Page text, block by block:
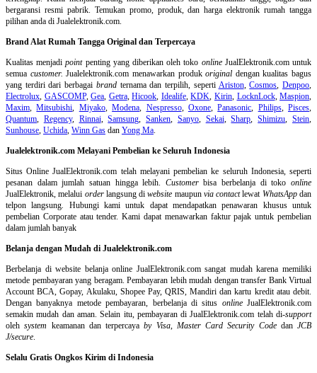
bergaransi resmi pabrik. Temukan promo, produk, dan harga elektronik rumah tangga
pilihan anda di Jualelektronik.com.
Brand Alat Rumah Tangga Original dan Terpercaya
Kualitas menjadipointpenting yang diberikan oleh toko onlineJualElektronik.com untuk
semua customer. Jualelektronik.com menawarkan produkoriginal dengan kualitas bagus
yang terdiri dari berbagai brandternama dan terpilih, seperti Ariston,Cosmos,Denpoo,
Electrolux, GASCOMP,Gea, Getra,Hicook, Idealife,KDK, Kirin, LocknLock,Maspion,
Maxim,Mitsubishi, Miyako,Modena, Nespresso, Oxone,Panasonic, Philips, Pisces,
Quantum, Regency, Rinnai,Samsung,Sanken, Sanyo, Sekai,Sharp,Shimizu,Stein,
Sunhouse, Uchida, Winn Gas dan Yong Ma.
Jualelektronik.com Melayani Pembelian ke Seluruh Indonesia
Situs Online JualElektronik.com telah melayani pembelian ke seluruh Indonesia, seperti
pesanan dalam jumlah satuan hingga lebih. Customerbisa berbelanja di tokoonline
JualElektronik, melalui orderlangsung diwebsite maupun via contactlewat WhatsAppdan
telpon langsung. Hubungi kami untuk dapat mendapatkan penawaran khusus untuk
pembelian Corporate atau tender. Kami dapat menawarkan faktur pajak untuk pembelian
dalam jumlah banyak
Belanja dengan Mudah di Jualelektronik.com
Berbelanja diwebsite belanja online JualElektronik.com sangat mudah karena memiliki
metode pembayaran yang beragam. Pembayaran lebih mudah dengan transfer Bank Virtual
Account BCA, Gopay, Akulaku, Shopee Pay, QRIS, Mandiri dan kartu kredit atau debit.
Dengan banyaknya metode pembayaran, berbelanja di situs onlineJualElektronik.com
semakin mudah dan aman. Selain itu, pembayaran di JualElektronik.com telah di-support
olehsystem keamanan dan terpercayaby Visa, Master Card Security Codedan JCB
J/secure.
Selalu Gratis Ongkos Kirim di Indonesia